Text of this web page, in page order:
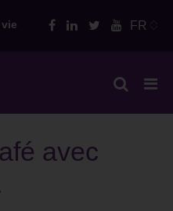
vie FR
avec